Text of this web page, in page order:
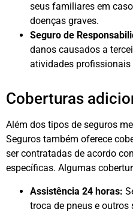
seus familiares em
doenças graves.
Seguro de
danos causados a
atividades profissionais
Coberturas
Além dos tipos de seguros
Seguros também oferece
ser contratadas de acordo
específicas. Algumas
Assistência 24 horas:
troca de pneus e outros